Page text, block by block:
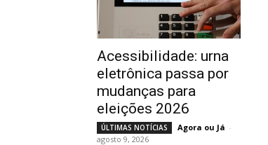
Acessibilidade: urna
eletrônica passa por
mudanças para
eleições 2026
ÚLTIMAS NOTÍCIAS Agora ou Já -
agosto 9, 2026